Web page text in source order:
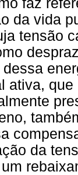
da vida
tensão
ativa,
da